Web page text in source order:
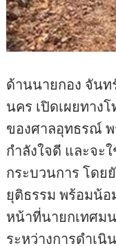
ด้านนายกอง จันท
นคร เปิดเผยทาง
ของศาลอุทธรณ์ พ
กำลังใจดี และจ
กระบวนการ โดย
ยุติธรรม พร้อมน้
หน้าที่นายกเทศม
ระหว่างการดำเ